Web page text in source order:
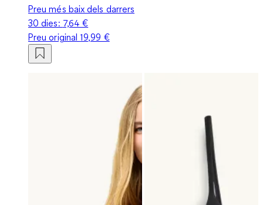
Preu més baix dels darrers
30 dies: 7,64 €
Preu original19,99 €